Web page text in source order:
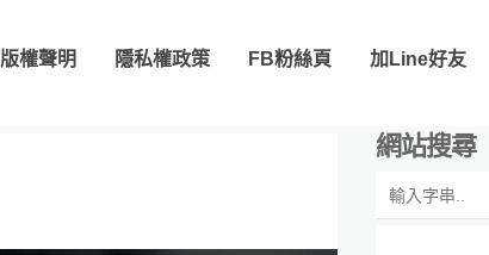
版權聲明 隱私權政策 FB粉絲頁 加Line好友
網站搜尋